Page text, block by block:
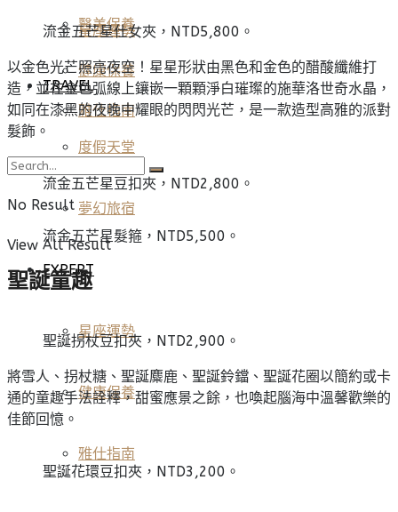
醫美保養
TRAVEL
度假天堂
夢幻旅宿
EXPERT
星座運勢
健康保養
雅仕指南
星座運勢
健康保養
雅仕指南
No Result
View All Result
流金五芒星仕女夾，NTD5,800。
以金色光芒照亮夜空！星星形狀由黑色和金色的醋酸纖維打
造，並在金色弧線上鑲嵌一顆顆淨白璀璨的施華洛世奇水晶，
如同在漆黑的夜晚中耀眼的閃閃光芒，是一款造型高雅的派對
髮飾。
流金五芒星豆扣夾，NTD2,800。
流金五芒星髮箍，NTD5,500。
聖誕童趣
聖誕拐杖豆扣夾，NTD2,900。
將雪人、拐杖糖、聖誕麋鹿、聖誕鈴鐺、聖誕花圈以簡約或卡
通的童趣手法詮釋，甜蜜應景之餘，也喚起腦海中溫馨歡樂的
佳節回憶。
聖誕花環豆扣夾，NTD3,200。